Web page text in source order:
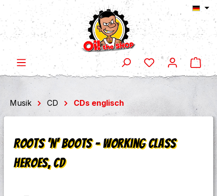
Zum Hauptinhalt springen
Musik CD CDs englisch
Roots 'n' Boots - Working Class
heroes, CD